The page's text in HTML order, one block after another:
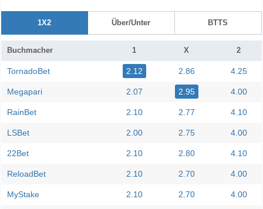
1X2 Über/Unter BTTS
Buchmacher 1 X 2
TornadoBet 2.12 2.86 4.25
Megapari 2.07 2.95 4.00
RainBet 2.10 2.77 4.10
LSBet 2.00 2.75 4.00
22Bet 2.10 2.80 4.10
ReloadBet 2.10 2.70 4.00
MyStake 2.10 2.70 4.00